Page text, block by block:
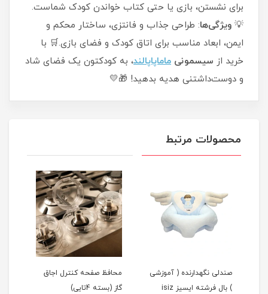
برای نشستن، بازی یا حتی کتاب خواندن کودک شماست.
💡 ویژگی‌ها: طراحی جذاب و فانتزی، ساختار محکم و
ایمن، ابعاد مناسب برای اتاق کودک و فضای بازی.🛒 با
خرید از سیسمونی ماماپاپالند، به کودکتون یک فضای شاد
و دوست‌داشتنی هدیه بدهید! 🎁💛
محصولات مرتبط
صندلی نگهدارنده ( آموزشی
) بال فرشته ایسیز isiz
محافظ صفحه کنترل اجاق
گاز (بسته 4تایی)